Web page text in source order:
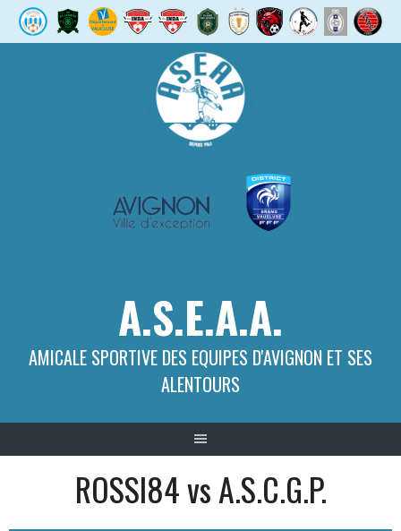
A.S.E.A.A.
AMICALE SPORTIVE DES EQUIPES D'AVIGNON ET SES
ALENTOURS
ROSSI84 vs A.S.C.G.P.